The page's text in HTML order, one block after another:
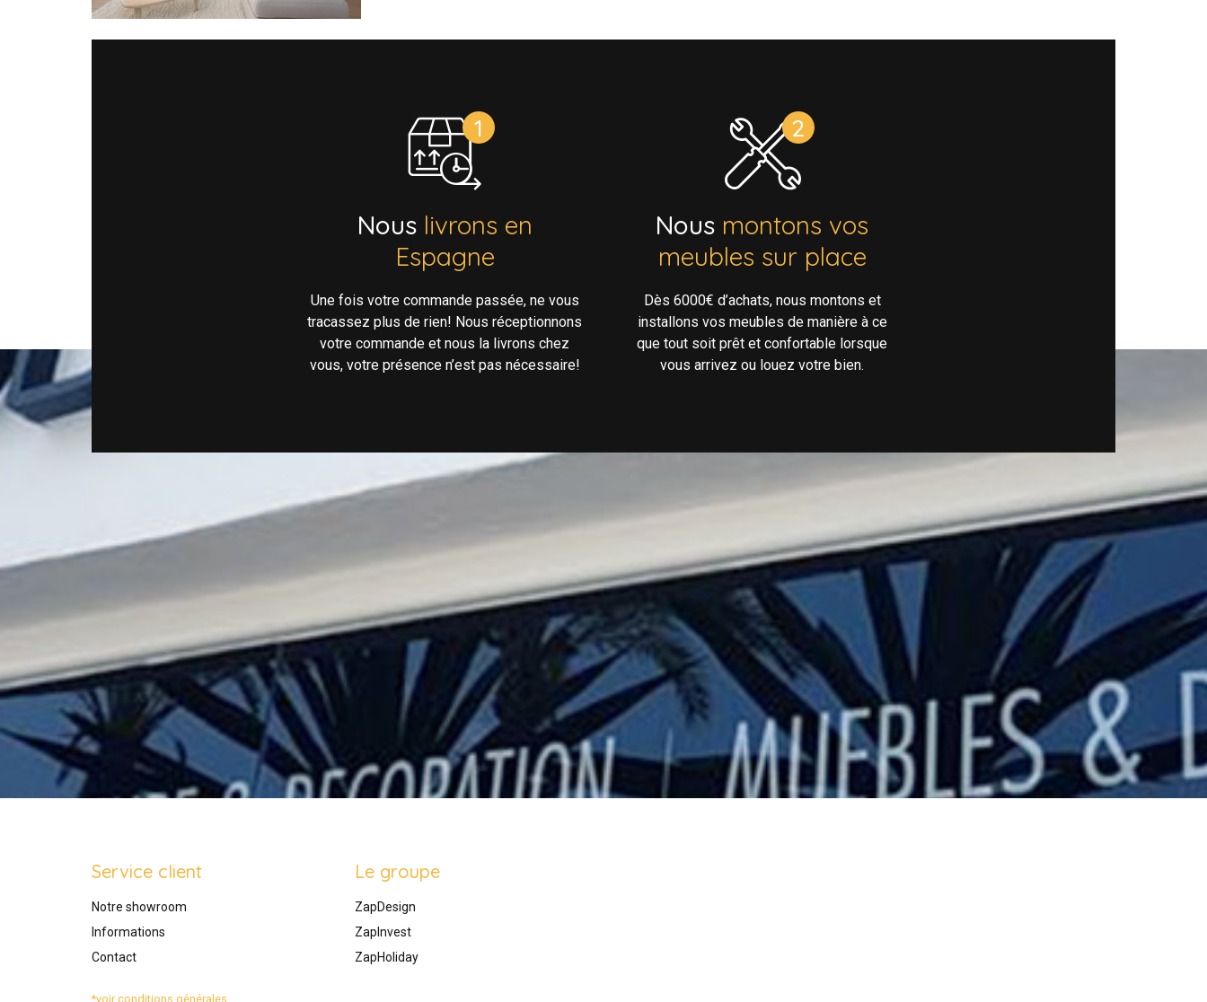
Nous livrons en
Espagne
Une fois votre commande passée, ne vous
tracassez plus de rien! Nous réceptionnons
votre commande et nous la livrons chez
vous, votre présence n’est pas nécessaire!
Nous montons vos
meubles sur place
Dès 6000€ d’achats, nous montons et
installons vos meubles de manière à ce
que tout soit prêt et confortable lorsque
vous arrivez ou louez votre bien.
Service client
Notre showroom
Informations
Contact
Le groupe
ZapDesign
ZapInvest
ZapHoliday
*voir conditions générales